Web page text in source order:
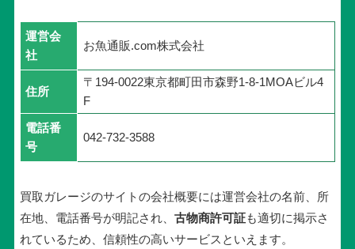
運営会
社
お魚通販.com株式会社
住所
〒194-0022東京都町田市森野1-8-1MOAビル4
F
電話番
号
042-732-3588
買取ガレージのサイトの会社概要には運営会社の名前、所
在地、電話番号が明記され、 古物商許可証も適切に掲示さ
れているため、信頼性の高いサービスといえます。